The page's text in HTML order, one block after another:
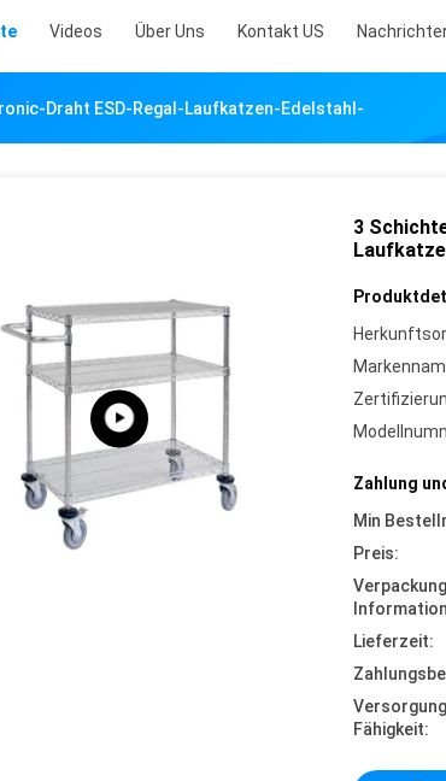
Videos Über Uns Kontakt US
Draht ESD-Regal-Laufkatzen-Edelstahl-
3
Zahlung
Min
Preis:
Verpackung
Lieferzeit:
Fähigkeit: